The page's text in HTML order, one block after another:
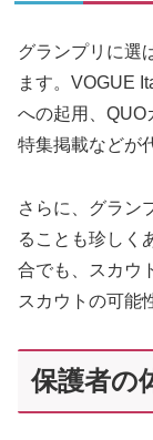
グランプリに選
ます。VOGUE
への起用、QUO
特集掲載などが
さらに、グラン
ることも珍しく
合でも、スカウ
スカウトの可能
保護者の